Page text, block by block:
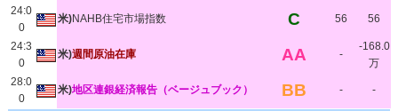
24:0
0
米)NAHB住宅市場指数 C 56 56
24:3
0
米)週間原油在庫 AA -
-168.0
万
28:0
0
米)地区連銀経済報告（ベージュブック） BB - -